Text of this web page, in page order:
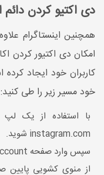
دی اکتیو کردن دائم
همچنین اینستاگرام
امکان دی اکتیور کردن
کاربران خود ایجاد
خود مسیر زیر را طی کنید:
با استفاده از یک لپ
instagram.com شوید.
سپس وارد صفحه Delete your account شوید
از منوی کشویی